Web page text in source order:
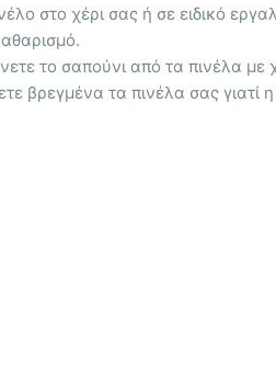
στο χέρι σας ή σε ειδικό
το σαπούνι από τα πινέλα
βρεγμένα τα πινέλα σας γιατί